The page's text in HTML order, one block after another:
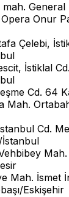
General
Onur
Çelebi,
İstiklal
Cd. 64
Mah.
Cd.
Mah. İsmet
Eskişehir